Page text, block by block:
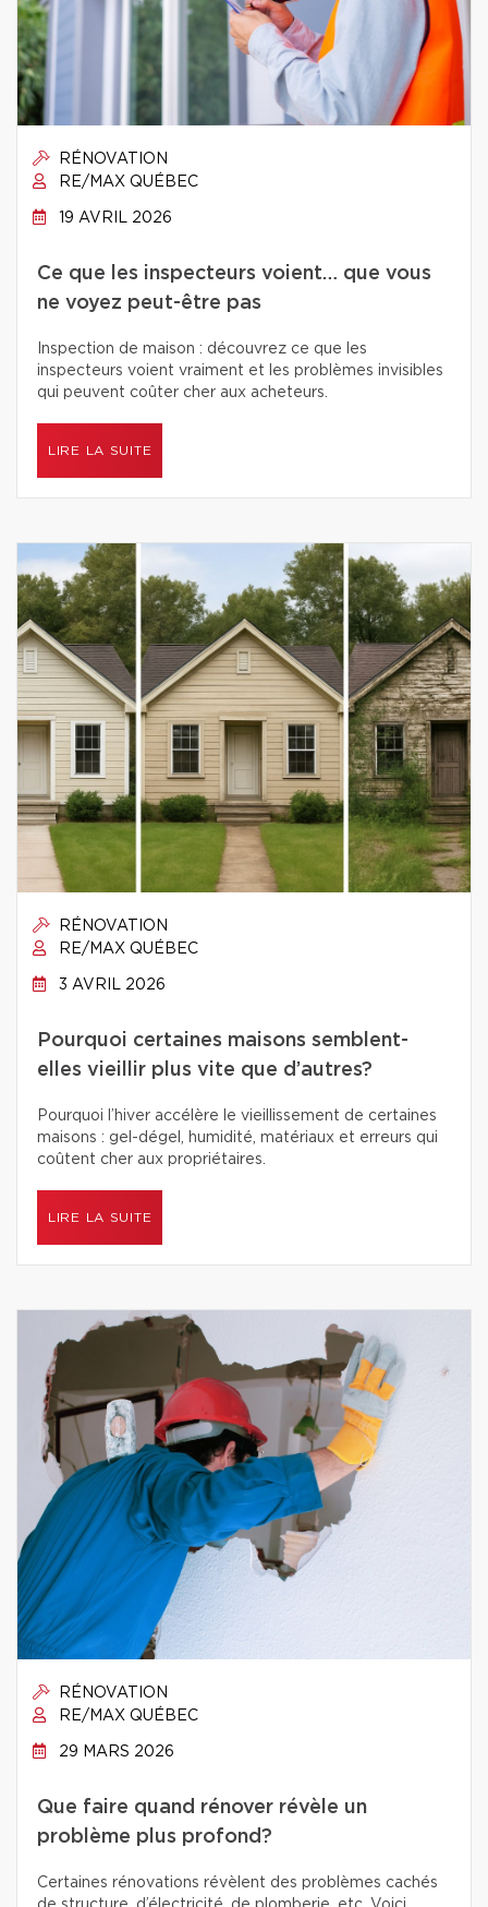
RÉNOVATION
RE/MAX QUÉBEC
19 AVRIL 2026
Ce que les inspecteurs voient… que vous
ne voyez peut-être pas
Inspection de maison : découvrez ce que les
inspecteurs voient vraiment et les problèmes invisibles
qui peuvent coûter cher aux acheteurs.
LIRE LA SUITE
RÉNOVATION
RE/MAX QUÉBEC
3 AVRIL 2026
Pourquoi certaines maisons semblent-
elles vieillir plus vite que d’autres?
Pourquoi l’hiver accélère le vieillissement de certaines
maisons : gel-dégel, humidité, matériaux et erreurs qui
coûtent cher aux propriétaires.
LIRE LA SUITE
RÉNOVATION
RE/MAX QUÉBEC
29 MARS 2026
Que faire quand rénover révèle un
problème plus profond?
Certaines rénovations révèlent des problèmes cachés